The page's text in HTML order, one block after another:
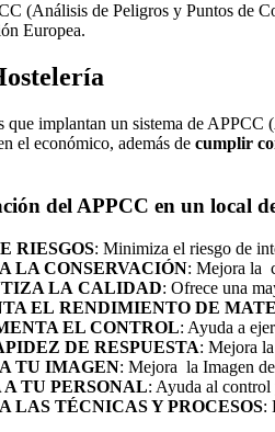
(Análisis de Peligros y Puntos de
Europea.
que implantan un sistema de
el económico, además de cumplir
del APPCC en un local
RIESGOS: Minimiza el riesgo de
LA CONSERVACIÓN: Mejora la
LA CALIDAD: Ofrece una
EL RENDIMIENTO DE
EL CONTROL: Ayuda a
DE RESPUESTA: Mejora
TU IMAGEN: Mejora la Imagen
A TU PERSONAL: Ayuda al control
LAS TÉCNICAS Y PROCESOS: